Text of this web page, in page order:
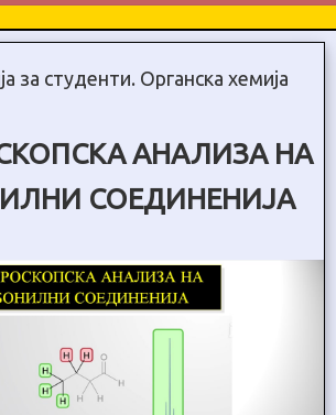
за студенти. Органска хемија
АНАЛИЗА НА
СОЕДИНЕНИЈА